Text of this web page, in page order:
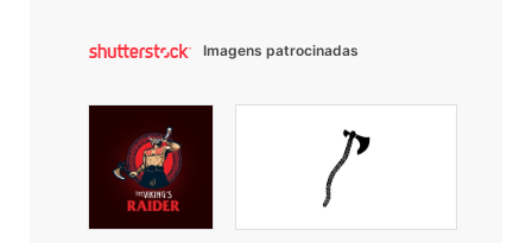
Imagens patrocinadas